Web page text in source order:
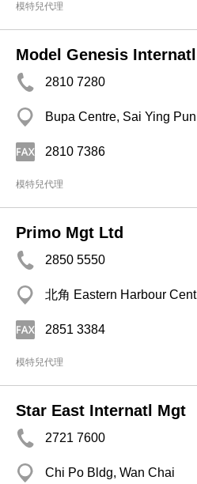
模特兒代理
Model Genesis
2810 7280
Bupa Centre, Sai Ying Pun
2810 7386
模特兒代理
Primo Mgt Ltd
2850 5550
北角 Eastern Harbour
2851 3384
模特兒代理
Star East Internatl Mgt
2721 7600
Chi Po Bldg, Wan Chai